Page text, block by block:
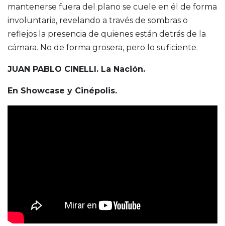
mantenerse fuera del plano se cuele en él de forma
involuntaria, revelando a través de sombras o
reflejos la presencia de quienes están detrás de la
cámara. No de forma grosera, pero lo suficiente.
JUAN PABLO CINELLI. La Nación.
En Showcase y Cinépolis.